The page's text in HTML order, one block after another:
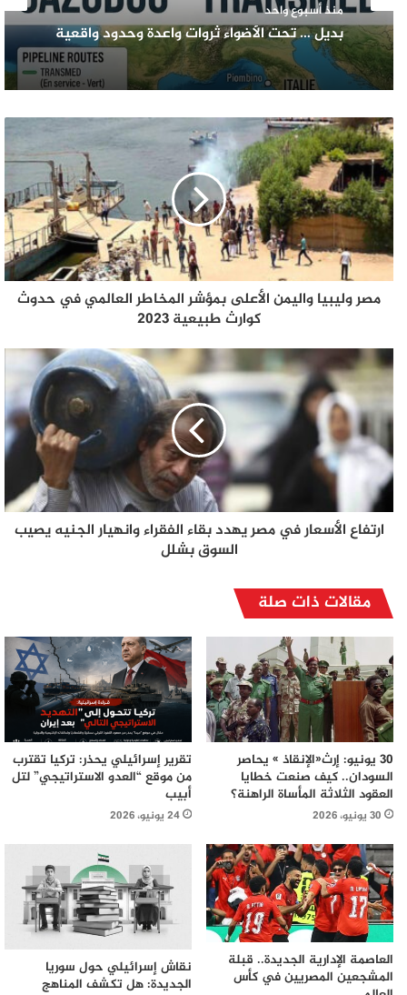
منذ أسبوع واحد
بديل … تحت الأضواء ثروات واعدة وحدود واقعية
مصر وليبيا واليمن الأعلى بمؤشر المخاطر العالمي في حدوث
كوارث طبيعية 2023
ارتفاع الأسعار في مصر يهدد بقاء الفقراء وانهيار الجنيه يصيب
السوق بشلل
مقالات ذات صلة
30 يونيو: إرث«الإنقاذ » يحاصر
السودان.. كيف صنعت خطايا
العقود الثلاثة المأساة الراهنة؟
30 يونيو، 2026
تقرير إسرائيلي يحذر: تركيا تقترب
من موقع “العدو الاستراتيجي” لتل
أبيب
24 يونيو، 2026
العاصمة الإدارية الجديدة.. قبلة
المشجعين المصريين في كأس
نقاش إسرائيلي حول سوريا
الجديدة: هل تكشف المناهج